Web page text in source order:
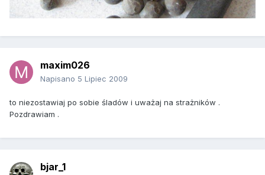
maxim026
Napisano 5 Lipiec 2009
to niezostawiaj po sobie śladów i uważaj na strażników .
Pozdrawiam .
bjar_1